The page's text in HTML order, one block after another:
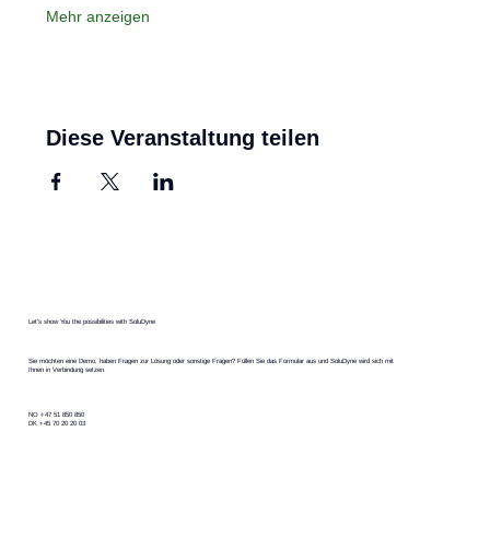
Mehr anzeigen
Diese Veranstaltung teilen
Let's show You the possibilities with SoluDyne
Sie möchten eine Demo, haben Fragen zur Lösung oder sonstige Fragen? Füllen Sie das Formular aus und SoluDyne wird sich mit
Ihnen in Verbindung setzen.
NO +47 51 850 850
DK +45 70 20 20 03